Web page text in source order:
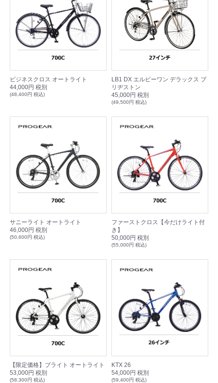
ビジネスクロス オートライト
44,000円 税別
(48,400円 税込)
LB1 DX エルビーワン デラックス ブ
リヂストン
45,000円 税別
(49,500円 税込)
サニーライト オートライト
46,000円 税別
(50,600円 税込)
ファーストクロス【今だけライト付
き】
50,000円 税別
(55,000円 税込)
【限定価格】ブライト オートライト
53,000円 税別
(58,300円 税込)
KTX 26
54,000円 税別
(59,400円 税込)